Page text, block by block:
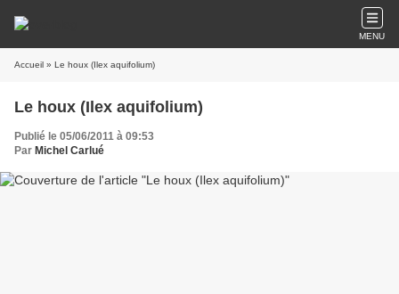
MENU
Accueil » Le houx (Ilex aquifolium)
Le houx (Ilex aquifolium)
Publié le 05/06/2011 à 09:53
Par Michel Carlué